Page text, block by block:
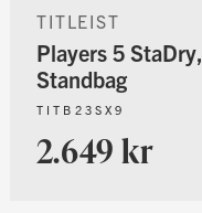
TITLEIST
Players 5 StaDry,
Standbag
TITB23SX9
2.649 kr